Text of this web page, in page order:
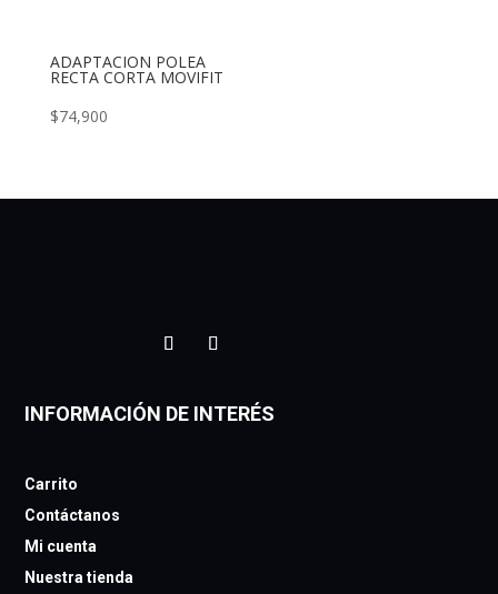
ADAPTACION POLEA
RECTA CORTA MOVIFIT
$74,900
INFORMACIÓN DE INTERÉS
Carrito
Contáctanos
Mi cuenta
Nuestra tienda